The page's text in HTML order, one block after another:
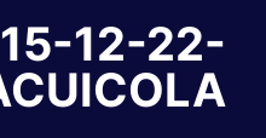
12-22-